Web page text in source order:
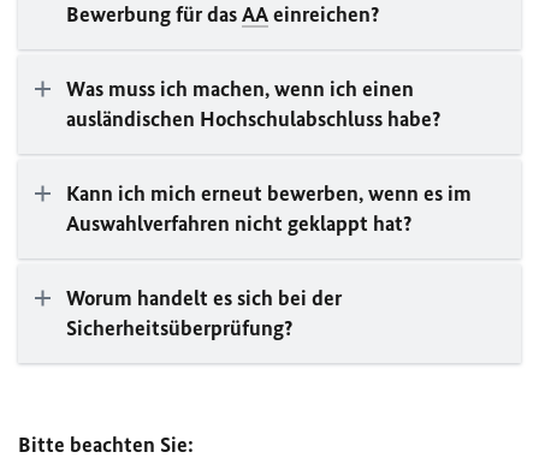
Bewerbung für dasAAeinreichen?
Was muss ich machen, wenn ich einen
ausländischen Hochschulabschluss habe?
Kann ich mich erneut bewerben, wenn es im
Auswahlverfahren nicht geklappt hat?
Worum handelt es sich bei der
Sicherheitsüberprüfung?
Bitte beachten Sie: